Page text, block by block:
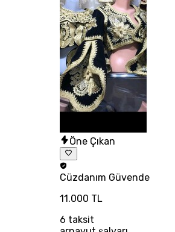
Öne Çıkan
Cüzdanım Güvende
11.000 TL
6 taksit